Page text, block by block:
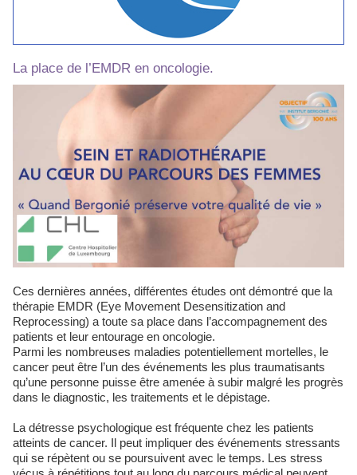
La place de l’EMDR en oncologie.
Ces dernières années, différentes études ont démontré que la
thérapie EMDR (Eye Movement Desensitization and
Reprocessing) a toute sa place dans l’accompagnement des
patients et leur entourage en oncologie.
Parmi les nombreuses maladies potentiellement mortelles, le
cancer peut être l’un des événements les plus traumatisants
qu’une personne puisse être amenée à subir malgré les progrès
dans le diagnostic, les traitements et le dépistage.
La détresse psychologique est fréquente chez les patients
atteints de cancer. Il peut impliquer des événements stressants
qui se répètent ou se poursuivent avec le temps. Les stress